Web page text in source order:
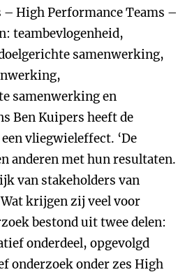
– High Performance Teams –
teambevlogenheid,
samenwerking,
samenwerking en
Ben Kuipers heeft de
vliegwieleffect. ‘De
anderen met hun resultaten.
van stakeholders van
krijgen zij veel voor
bestond uit twee delen:
onderdeel, opgevolgd
onderzoek onder zes High